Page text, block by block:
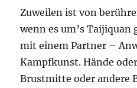
Zuweilen ist von
wenn es um’s Taijiquan
mit einem Partner –
Kampfkunst. Hände
Brustmitte oder andere